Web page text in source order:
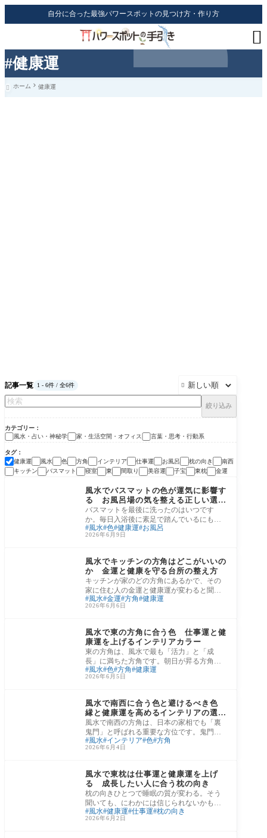
#健康運
自分に合った最強パワースポットの見つけ方・作り方

 ホーム 健康運
記事一覧 1 - 6件 / 全6件 
絞り込み
カテゴリー
風水・占い・神秘学
家・生活空間・オフィス 言葉・思考・行動系
タグ
健康運
風水 色 方角 インテリア 仕事運 お風呂 枕の向き
南西
キッチン
バスマット 寝室 東 間取り 美容運 子宝 東枕 金運
風水・占い・神秘学
風水でバスマットの色が運気に影響す
る お風呂場の気を整える正しい選び
方
バスマットを最後に洗ったのはいつです
か。毎日入浴後に素足で踏んでいるにもか
かわらず、洗濯のタイミングを逃している
方は少な
風水 色 健康運 お風呂
2026年6月9日
風水でキッチンの方角はどこがいいの
か 金運と健康を守る台所の整え方
キッチンが家のどの方角にあるかで、その
家に住む人の金運と健康運が変わると聞い
たら、驚く方もいるかもしれません。しか
し風水
風水 金運 方角 健康運
2026年6月6日
風水で東の方角に合う色 仕事運と健
康運を上げるインテリアカラー
東の方角は、風水で最も「活力」と「成
長」に満ちた方角です。朝日が昇る方角で
あり、新しい一日の始まりを告げる太陽の
エネルギ
風水 色 方角 健康運
2026年6月5日
風水で南西に合う色と避けるべき色
縁と健康運を高めるインテリアの選び
方
風水で南西の方角は、日本の家相でも「裏
鬼門」と呼ばれる重要な方位です。鬼門
（北東）と裏鬼門（南西）はどちらも変化
のエネル
風水 インテリア 色 方角
2026年6月4日
風水で東枕は仕事運と健康運を上げ
る 成長したい人に合う枕の向き
枕の向きひとつで睡眠の質が変わる。そう
聞いても、にわかには信じられないかもし
れません。でも毎晩6時間から8時間、頭を
向け続
風水 健康運 仕事運 枕の向き
2026年6月2日